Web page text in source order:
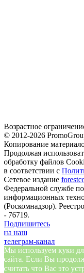
Возрастное
© 2012-2026
Копирование
Продолжая
обработку файлов
в соответствии с
Сетевое издание
Федеральной службе
информационных
(Роскомнадзор).
- 76719.
Подпишитесь
на наш
телеграм-канал
Мы используем куки
сайта. Если Вы
считать что Вас это